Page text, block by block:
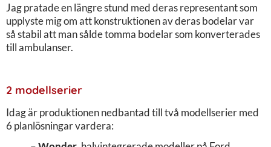
Jag pratade en längre stund med deras representant som
upplyste mig om att konstruktionen av deras bodelar var
så stabil att man sålde tomma bodelar som konverterades
till ambulanser.
2 modellserier
Idag är produktionen nedbantad till två modellserier med
6 planlösningar vardera: